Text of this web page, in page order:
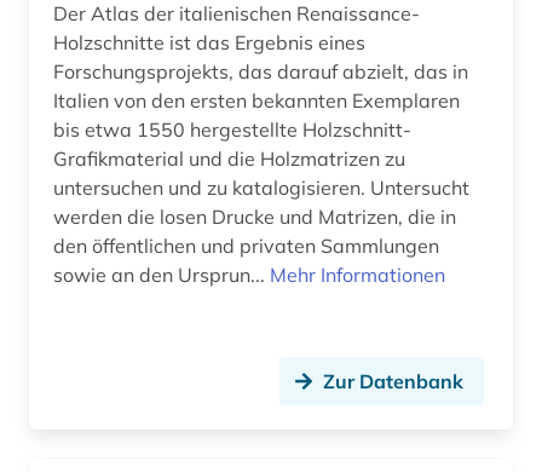
Der Atlas der italienischen Renaissance-
Holzschnitte ist das Ergebnis eines
Forschungsprojekts, das darauf abzielt, das in
Italien von den ersten bekannten Exemplaren
bis etwa 1550 hergestellte Holzschnitt-
Grafikmaterial und die Holzmatrizen zu
untersuchen und zu katalogisieren. Untersucht
werden die losen Drucke und Matrizen, die in
den öffentlichen und privaten Sammlungen
sowie an den Ursprun... Mehr Informationen
Zur Datenbank